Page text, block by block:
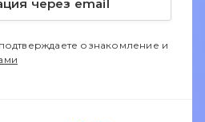
через email
ознакомление и